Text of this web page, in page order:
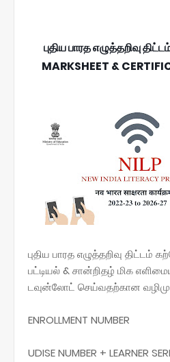
புதிய பாரத எழுத்தறிவு
MARKSHEET &
புதிய பாரத எழுத்தறிவு திட்டம்
பட்டியல் & சான்றிதழ் மிக
டவுன்லோட் செய்வதற்கான
ENROLLMENT NUMBER
UDISE NUMBER + LEARNER